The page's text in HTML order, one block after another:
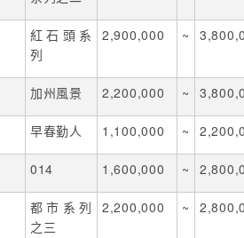
紅石頭系
列
2,900,000 ~
加州風景 2,200,000 ~
早春勤人 1,100,000 ~
014 1,600,000 ~
都市系列
之三
2,200,000 ~